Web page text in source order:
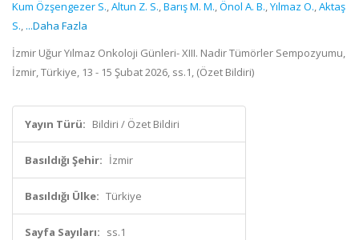
Kum Özşengezer S.,Altun Z. S.,Barış M. M.,Önol A. B.,Yılmaz O.,Aktaş
S., ...Daha Fazla
İzmir Uğur Yılmaz Onkoloji Günleri- XIII. Nadir Tümörler Sempozyumu,
İzmir, Türkiye, 13 - 15 Şubat 2026, ss.1, (Özet Bildiri)
Yayın Türü: Bildiri / Özet Bildiri
Basıldığı Şehir: İzmir
Basıldığı Ülke: Türkiye
Sayfa Sayıları: ss.1